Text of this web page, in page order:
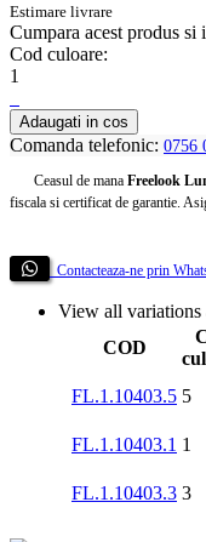
Estimare livrare
Cumpara acest produs si
Cod culoare:
1
Adaugati in cos
Comanda telefonic: 0756
Ceasul de mana Freelook
fiscala si certificat de garantie.
Contacteaza-ne prin
View all variations
COD
FL.1.10403.5 5
FL.1.10403.1 1
FL.1.10403.3 3